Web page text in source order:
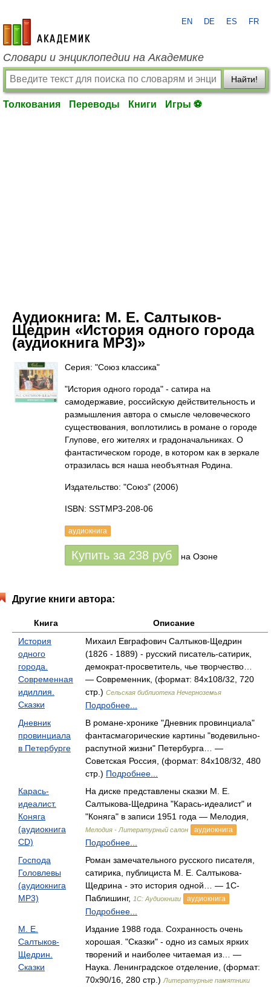
academic.ru
EN DE ES FR
Словари и энциклопедии на Академике
Найти!
Толкования Переводы Книги Игры ⚽
Аудиокнига: М. Е. Салтыков-
Щедрин «История одного города
(аудиокнига MP3)»
Серия: "Союз классика"
"История одного города" - сатира на
самодержавие, российскую действительность и
размышления автора о смысле человеческого
существования, воплотились в романе о городе
Глупове, его жителях и градоначальниках. О
фантастическом городе, в котором как в зеркале
отразилась вся наша необъятная Родина.
Издательство: "Союз" (2006)
ISBN: SSTMP3-208-06
аудиокнига
Купить за 238 руб на Озоне
Другие книги автора:
Книга
Описание
История
одного
города.
Современная
идиллия.
Сказки
Михаил Евграфович Салтыков-Щедрин
(1826 - 1889) - русский писатель-сатирик,
демократ-просветитель, чье творчество…
— Современник, (формат: 84x108/32, 720
стр.) Сельская библиотека Нечерноземья
Подробнее...
Дневник
провинциала
в Петербурге
В романе-хронике "Дневник провинциала"
фантасмагорические картины "водевильно-
распутной жизни" Петербурга… —
Советская Россия, (формат: 84x108/32, 480
стр.) Подробнее...
Карась-
идеалист.
Коняга
(аудиокнига
CD)
На диске представлены сказки М. Е.
Салтыкова-Щедрина "Карась-идеалист" и
"Коняга" в записи 1951 года — Мелодия,
Мелодия - Литературный салон аудиокнига
Подробнее...
Господа
Головлевы
(аудиокнига
MP3)
Роман замечательного русского писателя,
сатирика, публициста М. Е. Салтыкова-
Щедрина - это история одной… — 1С-
Паблишинг, 1С: Аудиокниги аудиокнига
Подробнее...
М. Е.
Салтыков-
Щедрин.
Сказки
Издание 1988 года. Сохранность очень
хорошая. "Сказки" - одно из самых ярких
творений и наиболее читаемая из… —
Наука. Ленинградское отделение, (формат:
70x90/16, 280 стр.) Литературные памятники